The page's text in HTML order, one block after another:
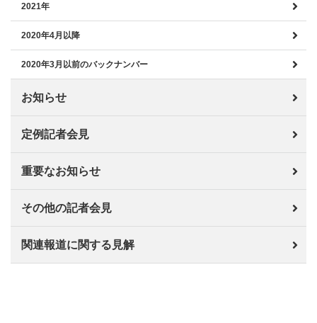
2021年
2020年4月以降
2020年3月以前のバックナンバー
お知らせ
定例記者会見
重要なお知らせ
その他の記者会見
関連報道に関する見解